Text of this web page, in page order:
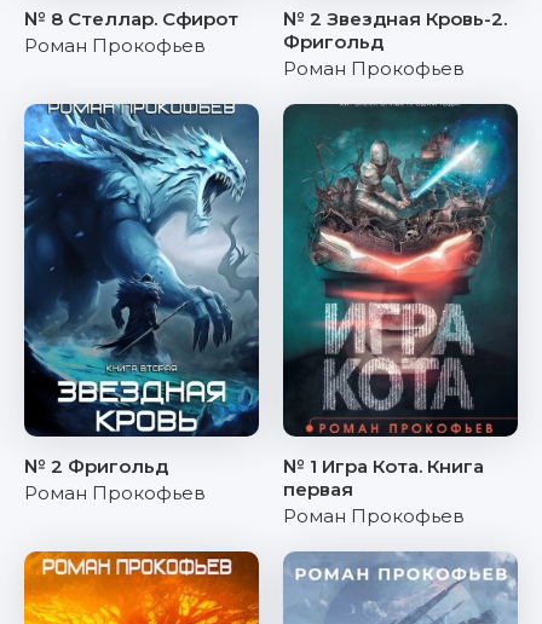
№ 8 Стеллар. Сфирот
Роман Прокофьев
№ 2 Звездная Кровь-2.
Фригольд
Роман Прокофьев
№ 2 Фригольд
Роман Прокофьев
№ 1 Игра Кота. Книга
первая
Роман Прокофьев